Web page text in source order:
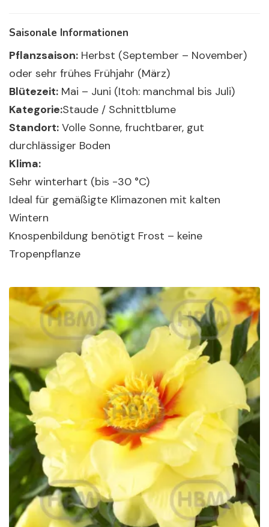
Saisonale Informationen
Pflanzsaison: Herbst (September – November)
oder sehr frühes Frühjahr (März)
Blütezeit: Mai – Juni (Itoh: manchmal bis Juli)
Kategorie:Staude / Schnittblume
Standort: Volle Sonne, fruchtbarer, gut
durchlässiger Boden
Klima:
Sehr winterhart (bis -30 °C)
Ideal für gemäßigte Klimazonen mit kalten
Wintern
Knospenbildung benötigt Frost – ​​keine
Tropenpflanze